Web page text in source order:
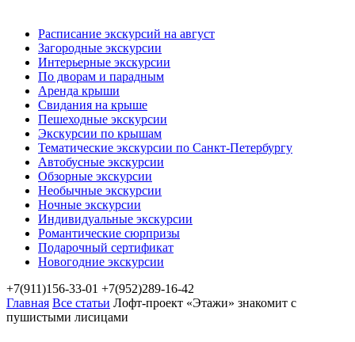
Расписание экскурсий на август
Загородные экскурсии
Интерьерные экскурсии
По дворам и парадным
Аренда крыши
Свидания на крыше
Пешеходные экскурсии
Экскурсии по крышам
Тематические экскурсии по Санкт-Петербургу
Автобусные экскурсии
Обзорные экскурсии
Необычные экскурсии
Ночные экскурсии
Индивидуальные экскурсии
Романтические сюрпризы
Подарочный сертификат
Новогодние экскурсии
+7(911)156-33-01 +7(952)289-16-42
Главная Все статьи Лофт-проект «Этажи» знакомит с
пушистыми лисицами